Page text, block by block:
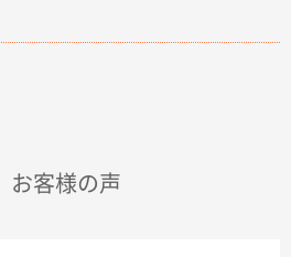
お客様の声